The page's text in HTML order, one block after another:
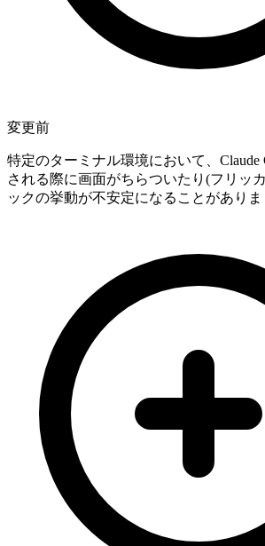
変更前
特定のターミナル環境において、Claude
される際に画面がちらついたり(フリッ
ックの挙動が不安定になることがありま